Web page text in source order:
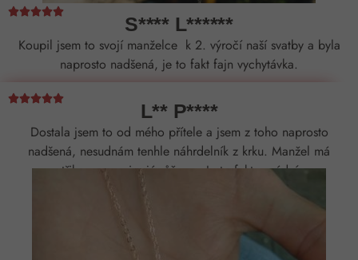

S**** L******
Koupil jsem to svojí manželce k 2. výročí naší svatby a byla
naprosto nadšená, je to fakt fajn vychytávka.

L** P****
Dostala jsem to od mého přítele a jsem z toho naprosto
nadšená, nesudnám tenhle náhrdelník z krku. Manžel má
střibrnou verzi a já růžovou.Je to fakt parádní.